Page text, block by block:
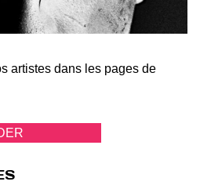
artistes dans les pages de